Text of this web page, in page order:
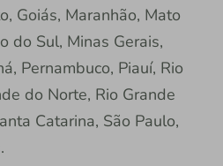
Goiás, Maranhão, Mato
do Sul, Minas Gerais,
Pernambuco, Piauí, Rio
do Norte, Rio Grande
Catarina, São Paulo,